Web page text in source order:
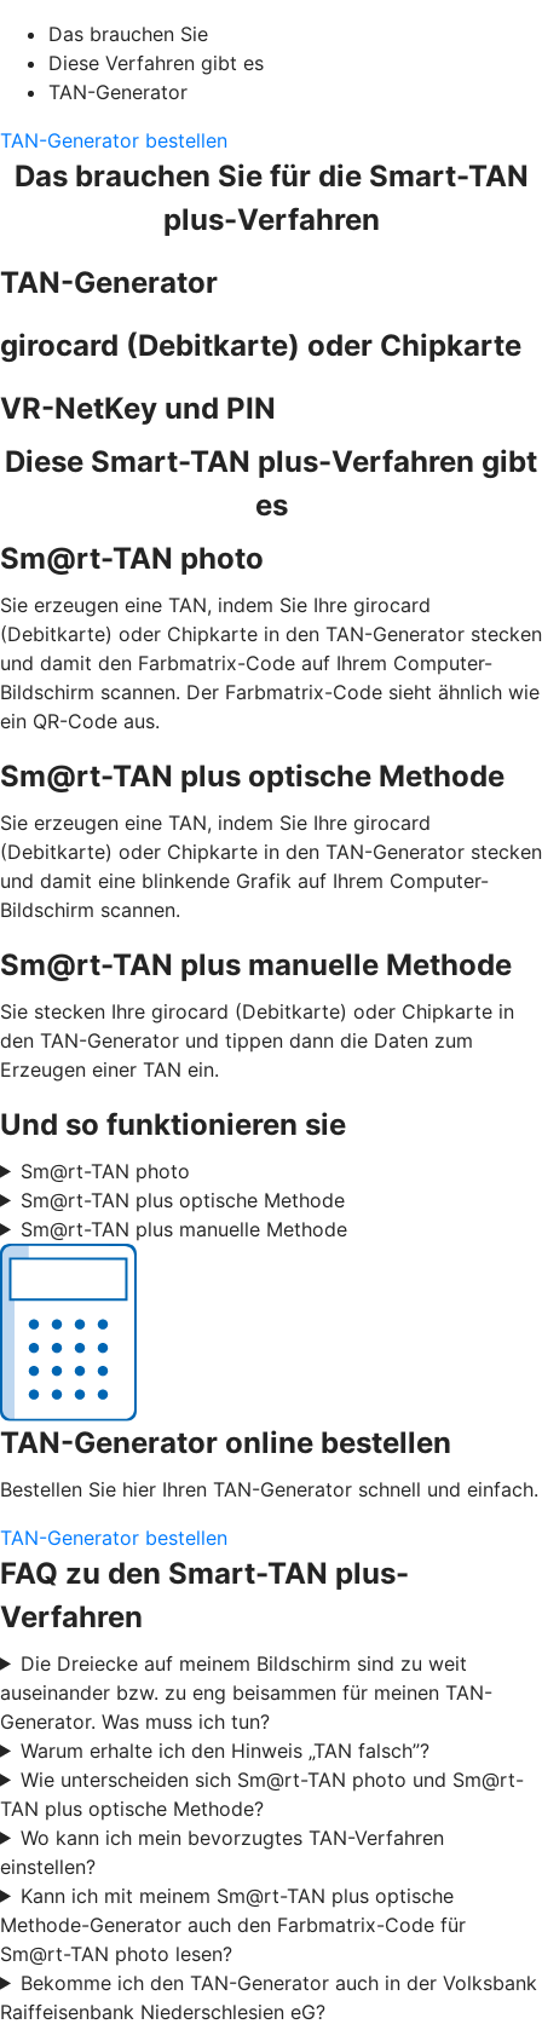
Das brauchen Sie
Diese Verfahren gibt es
TAN-Generator
TAN-Generator bestellen
Das brauchen Sie für die Smart-TAN
plus-Verfahren
TAN-Generator
girocard (Debitkarte) oder Chipkarte
VR-NetKey und PIN
Diese Smart-TAN plus-Verfahren gibt
es
Sm@rt-TAN photo
Sie erzeugen eine TAN, indem Sie Ihre girocard
(Debitkarte) oder Chipkarte in den TAN-Generator stecken
und damit den Farbmatrix-Code auf Ihrem Computer-
Bildschirm scannen. Der Farbmatrix-Code sieht ähnlich wie
ein QR-Code aus.
Sm@rt-TAN plus optische Methode
Sie erzeugen eine TAN, indem Sie Ihre girocard
(Debitkarte) oder Chipkarte in den TAN-Generator stecken
und damit eine blinkende Grafik auf Ihrem Computer-
Bildschirm scannen.
Sm@rt-TAN plus manuelle Methode
Sie stecken Ihre girocard (Debitkarte) oder Chipkarte in
den TAN-Generator und tippen dann die Daten zum
Erzeugen einer TAN ein.
Und so funktionieren sie
Sm@rt-TAN photo
Sm@rt-TAN plus optische Methode
Sm@rt-TAN plus manuelle Methode
TAN-Generator online bestellen
Bestellen Sie hier Ihren TAN-Generator schnell und einfach.
TAN-Generator bestellen
FAQ zu den Smart-TAN plus-
Verfahren
Die Dreiecke auf meinem Bildschirm sind zu weit
auseinander bzw. zu eng beisammen für meinen TAN-
Generator. Was muss ich tun?
Warum erhalte ich den Hinweis „TAN falsch”?
Wie unterscheiden sich Sm@rt-TAN photo und Sm@rt-
TAN plus optische Methode?
Wo kann ich mein bevorzugtes TAN-Verfahren
einstellen?
Kann ich mit meinem Sm@rt-TAN plus optische
Methode-Generator auch den Farbmatrix-Code für
Sm@rt-TAN photo lesen?
Bekomme ich den TAN-Generator auch in der Volksbank
Raiffeisenbank Niederschlesien eG?